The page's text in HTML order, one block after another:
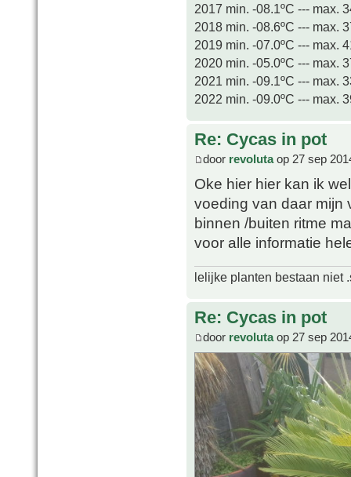
2017 min. -08.1ºC --- max.
2018 min. -08.6ºC --- max.
2019 min. -07.0ºC --- max.
2020 min. -05.0ºC --- max.
2021 min. -09.1ºC --- max.
2022 min. -09.0ºC --- max.
Re: Cycas in pot
door revolutaop 27 sep
Oke hier hier kan ik
voeding van daar mijn
binnen /buiten ritme
voor alle informatie
lelijke planten bestaan niet
Re: Cycas in pot
door revolutaop 27 sep